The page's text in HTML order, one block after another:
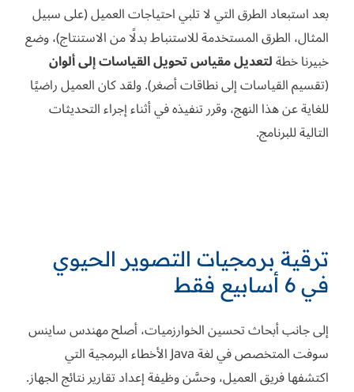
بعد استبعاد الطرق التي لا تلبي احتياجات العميل (على سبيل
المثال، الطرق المستخدمة للاستنباط بدلًا من الاستنتاج)، وضع
خبيرنا خطةلتعديل مقياس تحويل القياسات إلى ألوان
(تقسيم القياسات إلى نطاقات أصغر). ولقد كان العميل راضيًا
للغاية عن هذا النهج، وقرر تنفيذه في أثناء إجراء التحديثات
التالية للبرنامج.
ترقية برمجيات التصوير الحيوي
في 6 أسابيع فقط
إلى جانب أبحاث تحسين الخوارزميات، أصلح مهندس ساينس
سوفت المتخصص في لغة Java الأخطاء البرمجية التي
اكتشفها فريق العميل، وحسَّن وظيفة إعداد تقارير نتائج الجهاز.